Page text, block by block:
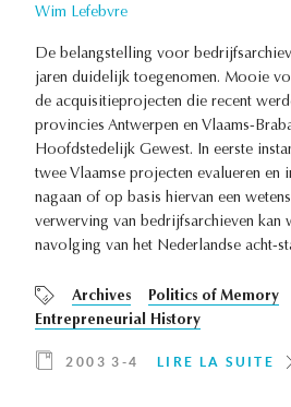
Wim Lefebvre
De belangstelling voor
jaren duidelijk toegenomen. Mooie
de acquisitieprojecten die recent
provincies Antwerpen en Vlaams-
Hoofdstedelijk Gewest. In eerste
twee Vlaamse projecten evalueren en
nagaan of op basis hiervan een
verwerving van bedrijfsarchieven kan
navolging van het Nederlandse acht-
Archives
Politics of Memory
Entrepreneurial History
2003 3-4 LIRE LA SUITE